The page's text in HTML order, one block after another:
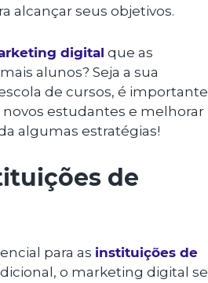
alcançar seus objetivos.
digital que as
alunos? Seja a sua
de cursos, é importante
estudantes e melhorar
algumas estratégias!
de
para as instituições de
o marketing digital se